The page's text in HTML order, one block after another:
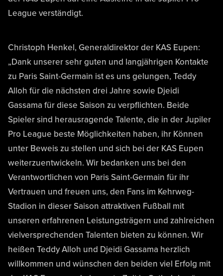
League verständigt.
Christoph Henkel, Generaldirektor der KAS Eupen:
„Dank unserer sehr guten und langjährigen Kontakte
zu Paris Saint-Germain ist es uns gelungen, Teddy
Alloh für die nächsten drei Jahre sowie Djeidi
Gassama für diese Saison zu verpflichten. Beide
Spieler sind herausragende Talente, die in der Jupiler
Pro League beste Möglichkeiten haben, ihr Können
unter Beweis zu stellen und sich bei der KAS Eupen
weiterzuentwickeln. Wir bedanken uns bei den
Verantwortlichen von Paris Saint-Germain für ihr
Vertrauen und freuen uns, den Fans im Kehrweg-
Stadion in dieser Saison attraktiven Fußball mit
unseren erfahrenen Leistungsträgern und zahlreichen
vielversprechenden Talenten bieten zu können. Wir
heißen Teddy Alloh und Djeidi Gassama herzlich
willkommen und wünschen den beiden viel Erfolg mit